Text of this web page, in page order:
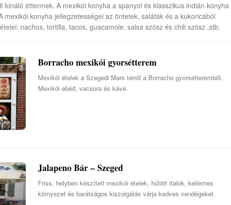
kínáló éttermek. A mexikói konyha a spanyol és klasszikus indián konyha
mexikói konyha jellegzetességei az öntetek, saláták és a kukoricából
nachos, tortilla, tacos, guacamole, salsa szósz és chili szósz ,stb.
Borracho mexikói gyorsétterem
Mexikói ételek a Szegedi Mars térről a Borracho gyorsétteremből.
Mexikói ebéd, vacsora és kávé.
Jalapeno Bár – Szeged
Friss, helyben készített mexikói ételek, hűtött italok, kellemes
környezet és barátságos kiszolgálás várja kedves vendégeket.